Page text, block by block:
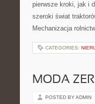
pierwsze kroki, jak i
szeroki świat
Mechanizacja
CATEGORIES:
MODA
POSTED BY ADMIN